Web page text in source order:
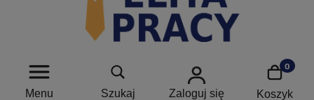
Menu Szukaj Zaloguj się Koszyk